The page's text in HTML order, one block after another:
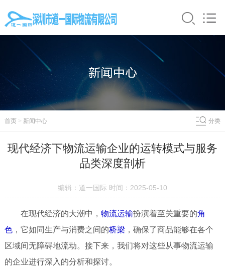
首页> 新闻中心 分类
现代经济下物流运输企业的运转模式与服务
品类深度剖析
编辑：道一国际 时间：2025-05-10
在现代经济的大潮中， 物流运输扮演着至关重要的角
色，它如同生产与消费之间的桥梁 ，确保了商品能够在各个
区域间无障碍地流动。接下来，我们将对这些从事物流运输
的企业进行深入的分析和探讨。